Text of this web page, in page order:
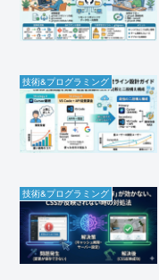
技術&プログラミング
技術&プログラミング